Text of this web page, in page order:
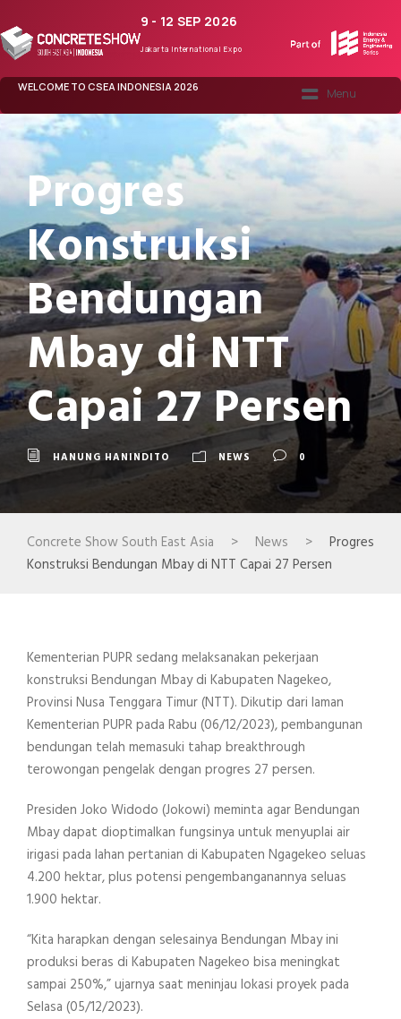
9 - 12 SEP 2026
Jakarta International Expo
WELCOME TO CSEA INDONESIA 2026
Progres
Konstruksi
Bendungan
Mbay di NTT
Capai 27 Persen
HANUNG HANINDITO NEWS 0
Concrete Show South East Asia > News >
Progres
Konstruksi Bendungan Mbay di NTT Capai 27 Persen
Kementerian PUPR sedang melaksanakan pekerjaan
konstruksi Bendungan Mbay di Kabupaten Nagekeo,
Provinsi Nusa Tenggara Timur (NTT). Dikutip dari laman
Kementerian PUPR pada Rabu (06/12/2023), pembangunan
bendungan telah memasuki tahap breakthrough
terowongan pengelak dengan progres 27 persen.
Presiden Joko Widodo (Jokowi) meminta agar Bendungan
Mbay dapat dioptimalkan fungsinya untuk menyuplai air
irigasi pada lahan pertanian di Kabupaten Ngagekeo seluas
4.200 hektar, plus potensi pengembanganannya seluas
1.900 hektar.
“Kita harapkan dengan selesainya Bendungan Mbay ini
produksi beras di Kabupaten Nagekeo bisa meningkat
sampai 250%,” ujarnya saat meninjau lokasi proyek pada
Selasa (05/12/2023).